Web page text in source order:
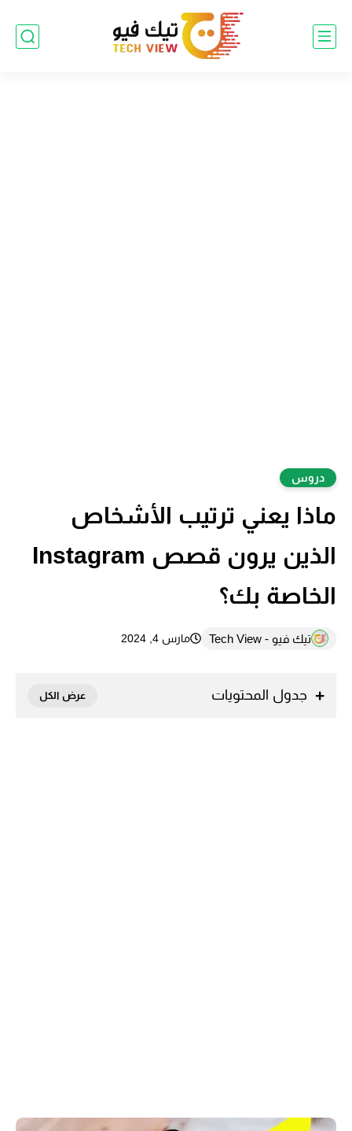
دروس
ماذا يعني ترتيب الأشخاص
الذين يرون قصص Instagram
الخاصة بك؟
تيك فيو - Tech View مارس 4, 2024
جدول المحتويات